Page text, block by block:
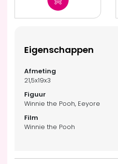
Eigenschappen
21,5x19x3
Winnie the Pooh, Eeyore
Winnie the Pooh